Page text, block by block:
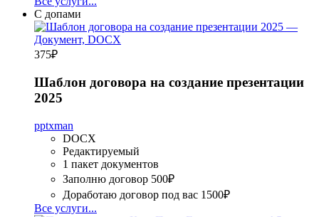
С допами
375₽
Шаблон договора на создание презентации
2025
pptxman
DOCX
Редактируемый
1 пакет документов
Заполню договор 500₽
Доработаю договор под вас 1500₽
Все услуги...